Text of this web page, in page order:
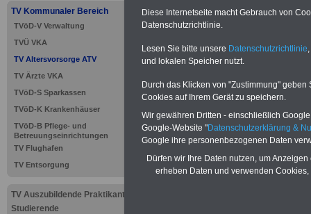
TV Kommunaler Bereich
TVöD-V Verwaltung
TVÜ VKA
TV Altersvorsorge ATV
TV Ärzte VKA
TVöD-S Sparkassen
TVöD-K Krankenhäuser
TVöD-B Pflege- und
Betreuungseinrichtungen
TV Flughafen
TV Entsorgung
TV Auszubildende Praktikanten
Studierende
Neu aufgelegt: Oktober
Diese Internetseite macht Gebrauch von
Datenschutzrichtlinie.
Lesen Sie bitte unsere Datenschutzrichtlinie
und lokalen Speicher nutzt.
Durch das Klicken von "Zustimmung"
Cookies auf Ihrem Gerät zu speichern.
Wir gewähren Dritten - einschließlich
Google-Website "Datenschutzerklärung &
Google ihre personenbezogenen Daten
Dürfen wir Ihre Daten nutzen, um
erheben Daten und verwenden